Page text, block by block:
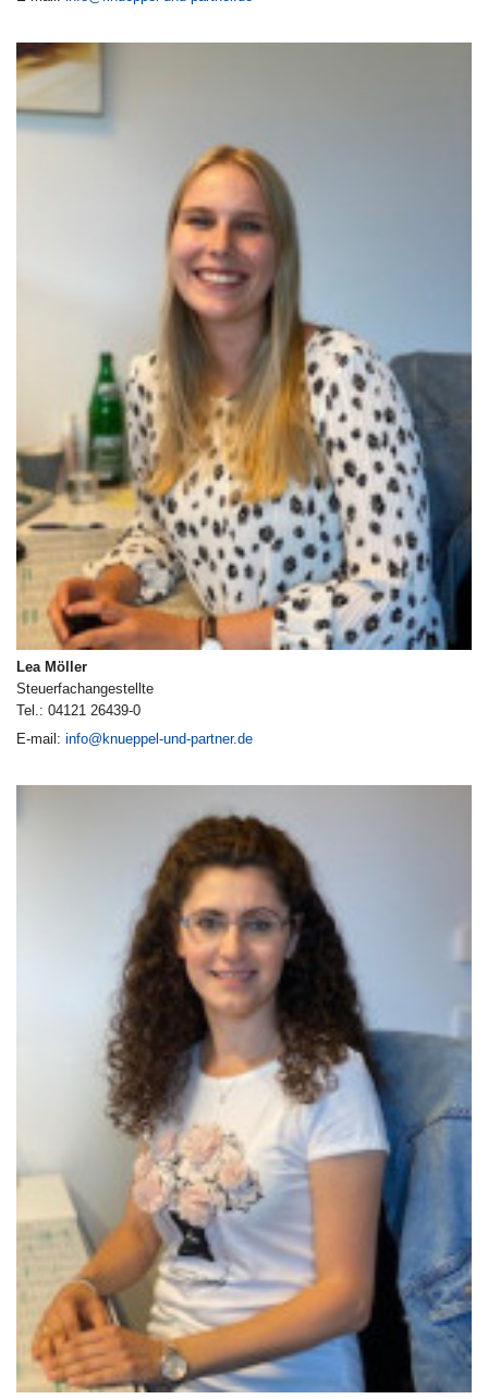
Lea Möller
Steuerfachangestellte
Tel.: 04121 26439-0
E-mail: info@knueppel-und-partner.de